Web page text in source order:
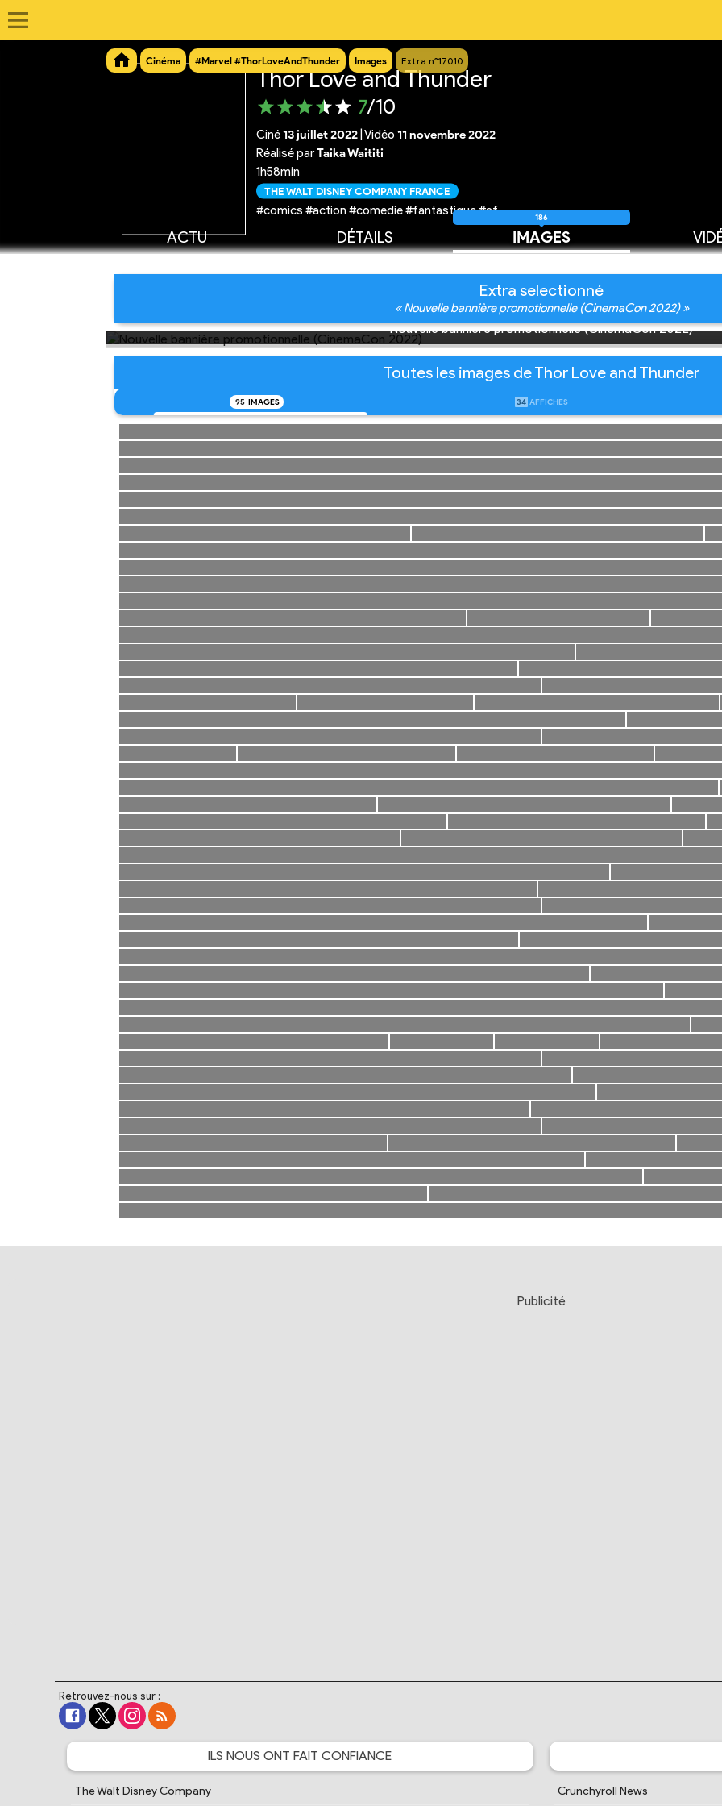
Cinéma #Marvel #ThorLoveAndThunder Images Extra n°17010
Thor Love and Thunder
7/10
Ciné13 juillet 2022 Vidéo 11 novembre 2022
Réalisé parTaika Waititi
1h58min
THE WALT DISNEY COMPANY FRANCE
#comics #action #comedie #fantastique #sf
ACTU DÉTAILS IMAGES
186
Extra selectionné
« Nouvelle bannière promotionnelle (CinemaCon 2022) »
Nouvelle bannière promotionnelle (CinemaCon 2022)
Toutes les images de Thor Love and Thunder
95 IMAGES 34 AFFICHES
Publicité
Retrouvez-nous sur :
ILS NOUS ONT FAIT CONFIANCE
The Walt Disney Company Crunchyroll News